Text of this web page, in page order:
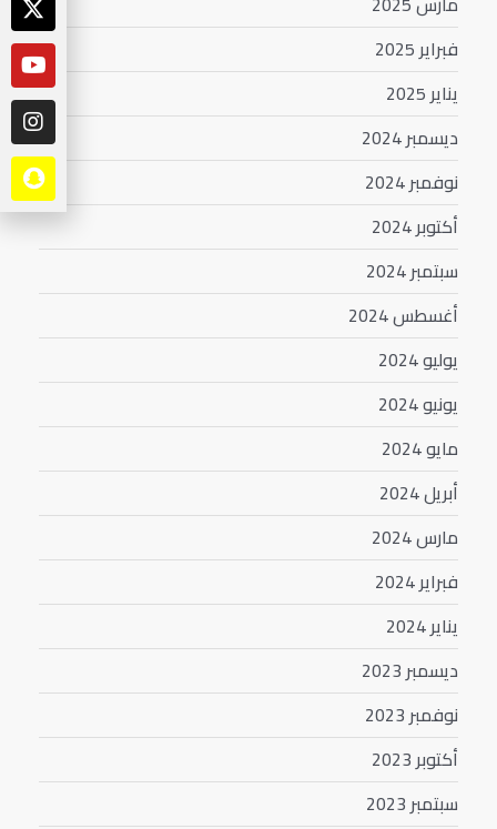
فبراير 2025
يناير 2025
ديسمبر 2024
نوفمبر 2024
أكتوبر 2024
سبتمبر 2024
أغسطس 2024
يوليو 2024
يونيو 2024
مايو 2024
أبريل 2024
مارس 2024
فبراير 2024
يناير 2024
ديسمبر 2023
نوفمبر 2023
أكتوبر 2023
سبتمبر 2023